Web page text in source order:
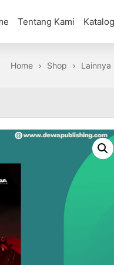
Tentang Kami
Home Shop Lainnya